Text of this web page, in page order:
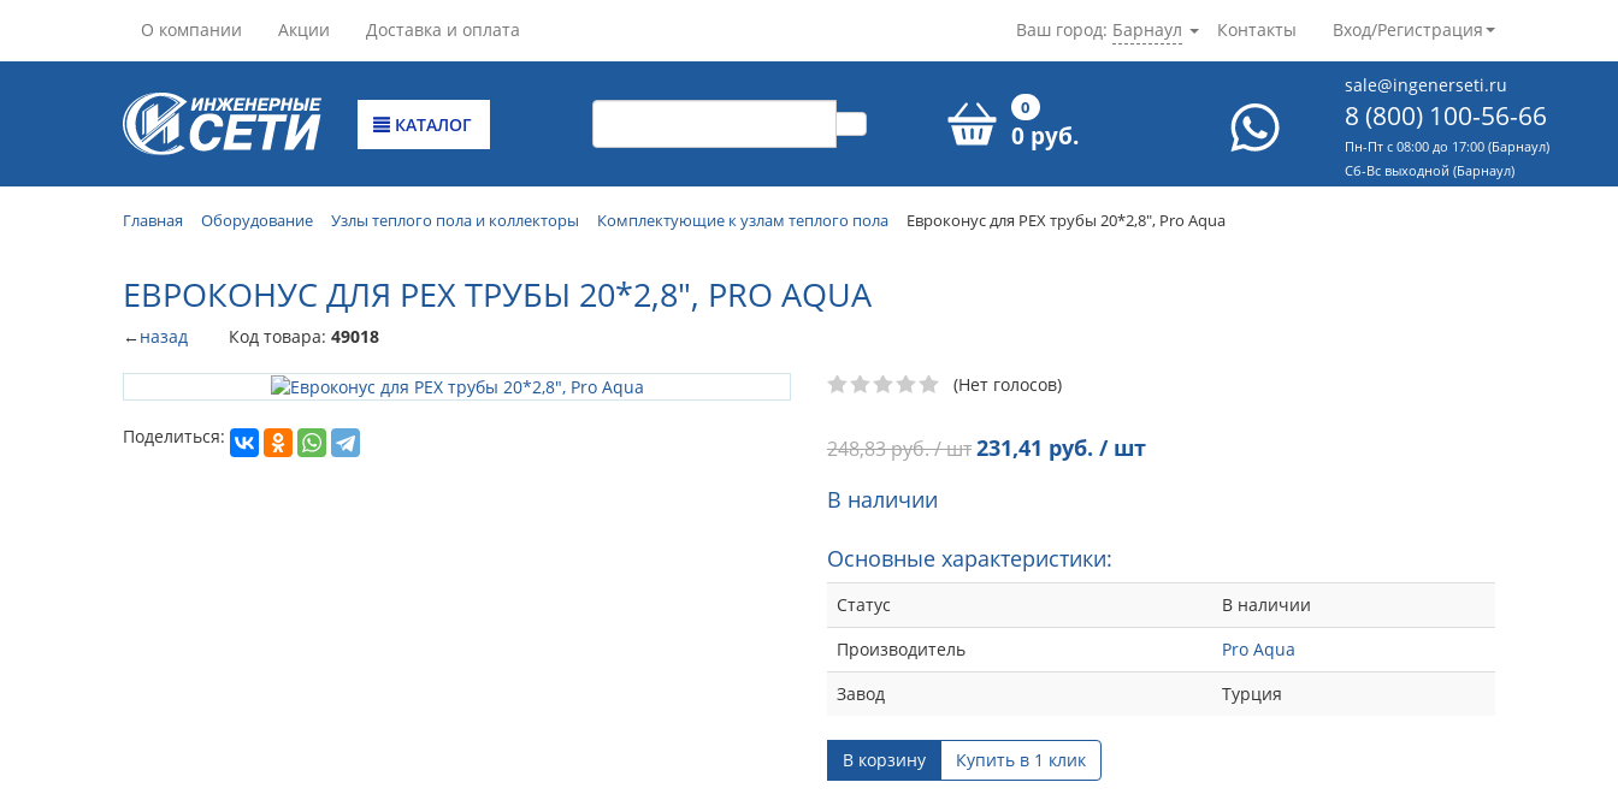
О компании Акции Доставка и оплата Контакты Вход/Регистрация
Ваш город: Барнаул
КАТАЛОГ
0
0 руб.
sale@ingenerseti.ru
8 (800) 100-56-66
Пн-Пт с 08:00 до 17:00 (Барнаул)
Cб-Вс выходной (Барнаул)
Главная Оборудование Узлы теплого пола и коллекторы Комплектующие к узлам теплого пола Евроконус для PEX трубы 20*2,8", Pro Aqua
ЕВРОКОНУС ДЛЯ PEX ТРУБЫ 20*2,8", PRO AQUA
←назад Код товара: 49018
Поделиться:
(Нет голосов)
248,83руб. / шт231,41 руб. / шт
В наличии
Основные характеристики:
Статус
В наличии
Производитель
Pro Aqua
Завод
Турция
В корзину Купить в 1 клик